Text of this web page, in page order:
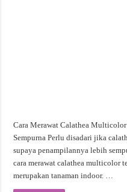
Cara Merawat Calathea
Sempurna Perlu disadari jika
supaya penampilannya lebih
cara merawat calathea multicolor
merupakan tanaman indoor. …